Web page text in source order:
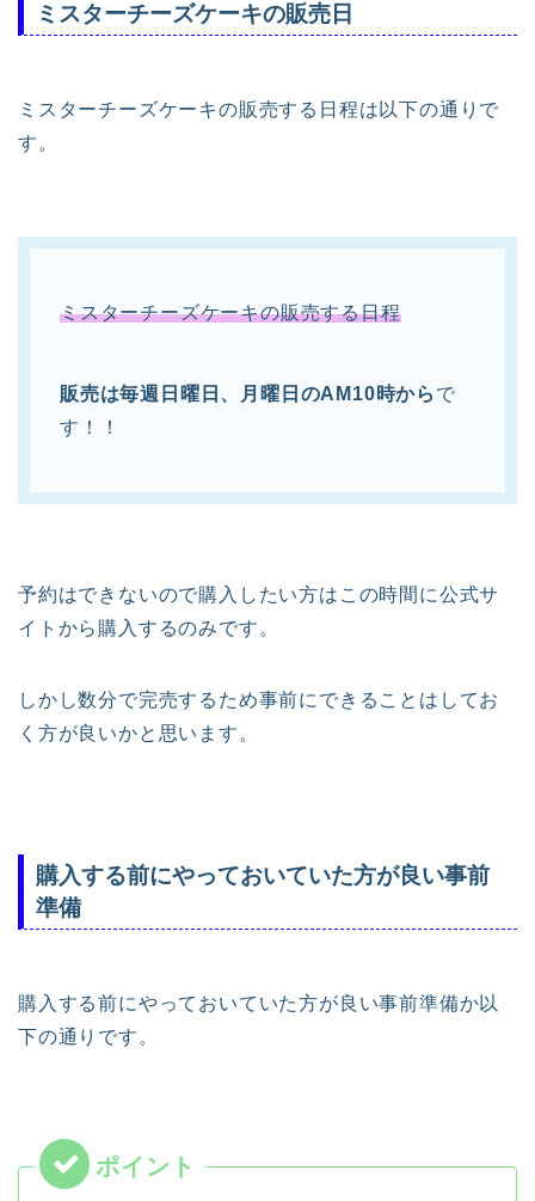
ミスターチーズケーキの販売日
ミスターチーズケーキの販売する日程は以下の通りで
す。
ミスターチーズケーキの販売する日程
販売は毎週日曜日、月曜日のAM10時から で
す！！
予約はできないので購入したい方はこの時間に公式サ
イトから購入するのみです。
しかし数分で完売するため事前にできることはしてお
く方が良いかと思います。
購入する前にやっておいていた方が良い事前
準備
購入する前にやっておいていた方が良い事前準備か以
下の通りです。